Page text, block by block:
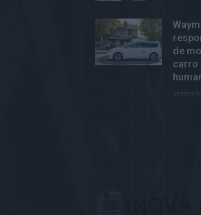
de
carro